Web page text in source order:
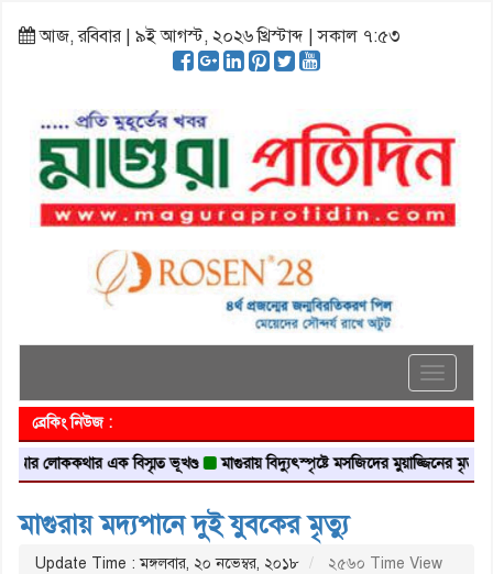
আজ, রবিবার | ৯ই আগস্ট, ২০২৬ খ্রিস্টাব্দ | সকাল ৭:৫৩
Toggle
ব্রেকিং নিউজ :
এক বিস্মৃত ভূখণ্ড মাগুরায় বিদ্যুৎস্পৃষ্টে মসজিদের মুয়াজ্জিনের মৃত্যু
মাগুরায় মদ্যপানে দুই যুবকের মৃত্যু
Update Time : মঙ্গলবার, ২০ নভেম্বর, ২০১৮ ২৫৬০ Time View